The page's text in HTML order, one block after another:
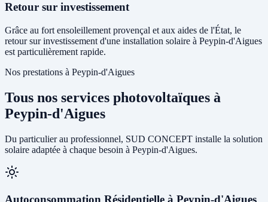
Retour sur investissement
Grâce au fort ensoleillement provençal et aux aides de l'État, le
retour sur investissement d'une installation solaire à Peypin-d'Aigues
est particulièrement rapide.
Nos prestations à Peypin-d'Aigues
Tous nos services photovoltaïques à
Peypin-d'Aigues
Du particulier au professionnel, SUD CONCEPT installe la solution
solaire adaptée à chaque besoin à Peypin-d'Aigues.
Autoconsommation Résidentielle à Peypin-d'Aigues